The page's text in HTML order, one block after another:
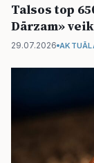
Talsos top
Dārzam»
29.07.2026